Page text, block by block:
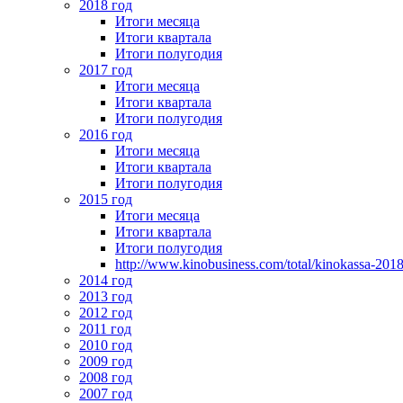
2018 год
Итоги месяца
Итоги квартала
Итоги полугодия
2017 год
Итоги месяца
Итоги квартала
Итоги полугодия
2016 год
Итоги месяца
Итоги квартала
Итоги полугодия
2015 год
Итоги месяца
Итоги квартала
Итоги полугодия
http://www.kinobusiness.com/total/kinokassa-
2014 год
2013 год
2012 год
2011 год
2010 год
2009 год
2008 год
2007 год